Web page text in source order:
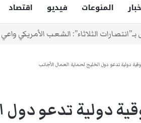
المنوعات فيديو اقتصاد
عمدة لمدينة نيويورك وغزالة هاشمي أول
دولية تدعو دول